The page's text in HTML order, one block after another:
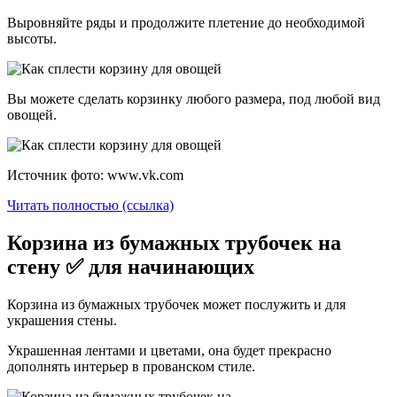
Выровняйте ряды и продолжите плетение до необходимой
высоты.
Вы можете сделать корзинку любого размера, под любой вид
овощей.
Источник фото: www.vk.com
Читать полностью (ссылка)
Корзина из бумажных трубочек на
стену ✅ для начинающих
Корзина из бумажных трубочек может послужить и для
украшения стены.
Украшенная лентами и цветами, она будет прекрасно
дополнять интерьер в прованском стиле.